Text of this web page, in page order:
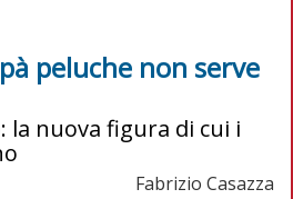
peluche non serve
la nuova figura di cui i
Fabrizio Casazza